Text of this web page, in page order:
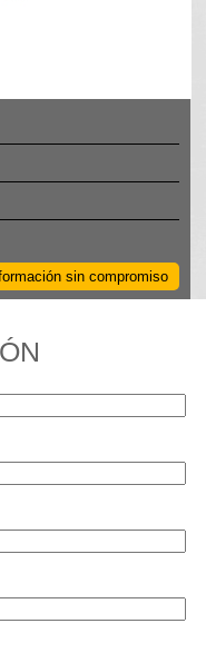
sin compromiso